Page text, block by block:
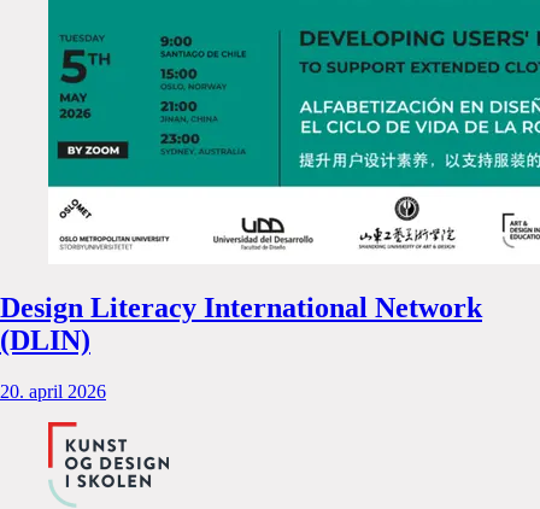
Design Literacy International Network
(DLIN)
20. april 2026